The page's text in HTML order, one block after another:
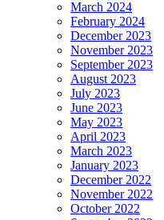
March 2024
February 2024
December 2023
November 2023
September 2023
August 2023
July 2023
June 2023
May 2023
April 2023
March 2023
January 2023
December 2022
November 2022
October 2022